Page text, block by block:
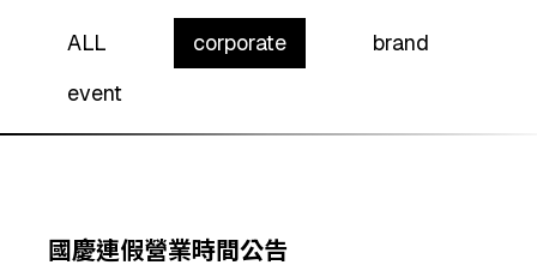
contact us
ALL corporate
brand
event
國慶連假營業時間公告